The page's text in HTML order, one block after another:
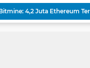
Produksi Blok